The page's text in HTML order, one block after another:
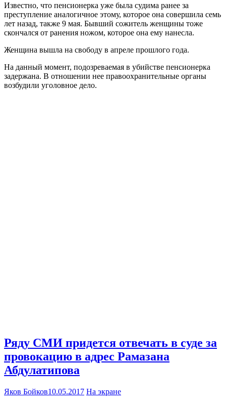
Известно, что пенсионерка уже была судима ранее за
преступление аналогичное этому, которое она совершила семь
лет назад, также 9 мая. Бывший сожитель женщины тоже
скончался от ранения ножом, которое она ему нанесла.
Женщина вышла на свободу в апреле прошлого года.
На данный момент, подозреваемая в убийстве пенсионерка
задержана. В отношении нее правоохранительные органы
возбудили уголовное дело.
Ряду СМИ придется отвечать в суде за
провокацию в адрес Рамазана
Абдулатипова
Яков Бойков10.05.2017 На экране